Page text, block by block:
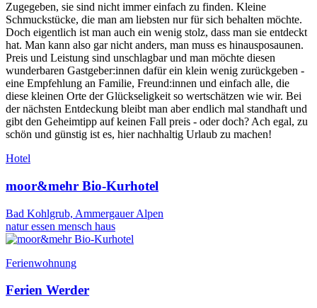
Zugegeben, sie sind nicht immer einfach zu finden. Kleine
Schmuckstücke, die man am liebsten nur für sich behalten möchte.
Doch eigentlich ist man auch ein wenig stolz, dass man sie entdeckt
hat. Man kann also gar nicht anders, man muss es hinausposaunen.
Preis und Leistung sind unschlagbar und man möchte diesen
wunderbaren Gastgeber:innen dafür ein klein wenig zurückgeben -
eine Empfehlung an Familie, Freund:innen und einfach alle, die
diese kleinen Orte der Glückseligkeit so wertschätzen wie wir. Bei
der nächsten Entdeckung bleibt man aber endlich mal standhaft und
gibt den Geheimtipp auf keinen Fall preis - oder doch? Ach egal, zu
schön und günstig ist es, hier nachhaltig Urlaub zu machen!
Hotel
moor&mehr Bio-Kurhotel
Bad Kohlgrub, Ammergauer Alpen
natur essen mensch haus
Ferienwohnung
Ferien Werder